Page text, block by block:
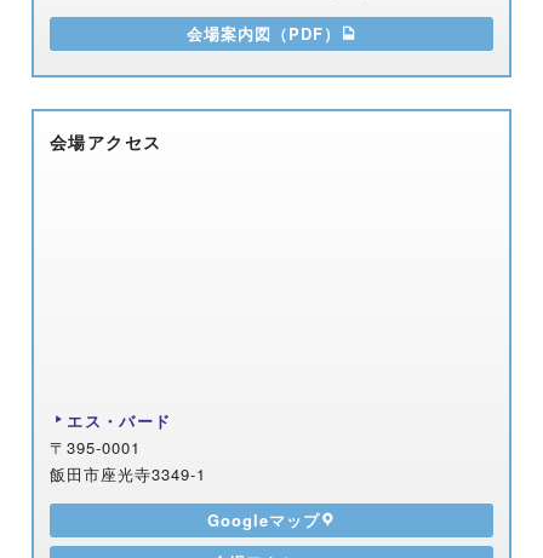
会場案内図（PDF）
会場アクセス
エス・バード
〒395-0001
飯田市座光寺3349-1
Googleマップ